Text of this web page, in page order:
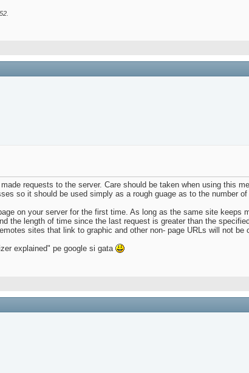
requests to the server. Care should be taken when using this
so it should be used simply as a rough guage as to the number
on your server for the first time. As long as the same site keeps
the length of time since the last request is greater than the
sites that link to graphic and other non- page URLs will not
explained" pe google si gata